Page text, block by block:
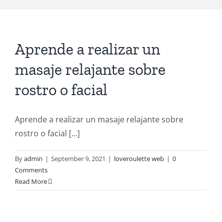
Aprende a realizar un
masaje relajante sobre
rostro o facial
Aprende a realizar un masaje relajante sobre
rostro o facial [...]
Byadmin | September 9, 2021 | loveroulette web | 0
Comments
Read More